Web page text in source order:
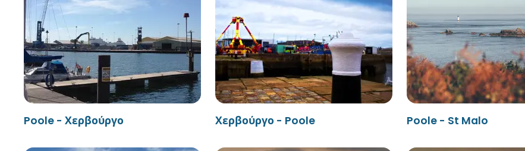
Poole - Χερβούργο Χερβούργο - Poole Poole - St Malo